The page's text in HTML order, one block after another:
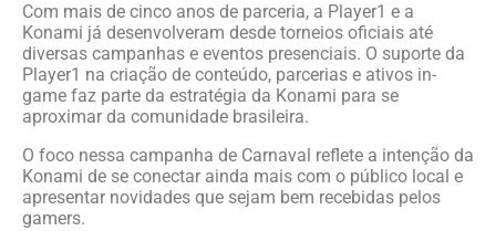
Com mais de cinco anos de parceria, a Player1 e a
Konami já desenvolveram desde torneios oficiais até
diversas campanhas e eventos presenciais. O suporte da
Player1 na criação de conteúdo, parcerias e ativos in-
game faz parte da estratégia da Konami para se
aproximar da comunidade brasileira.
O foco nessa campanha de Carnaval reflete a intenção da
Konami de se conectar ainda mais com o público local e
apresentar novidades que sejam bem recebidas pelos
gamers.